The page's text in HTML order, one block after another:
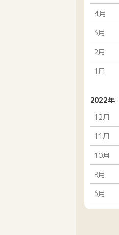
4月
3月
2月
1月
2022年
12月
11月
10月
8月
6月